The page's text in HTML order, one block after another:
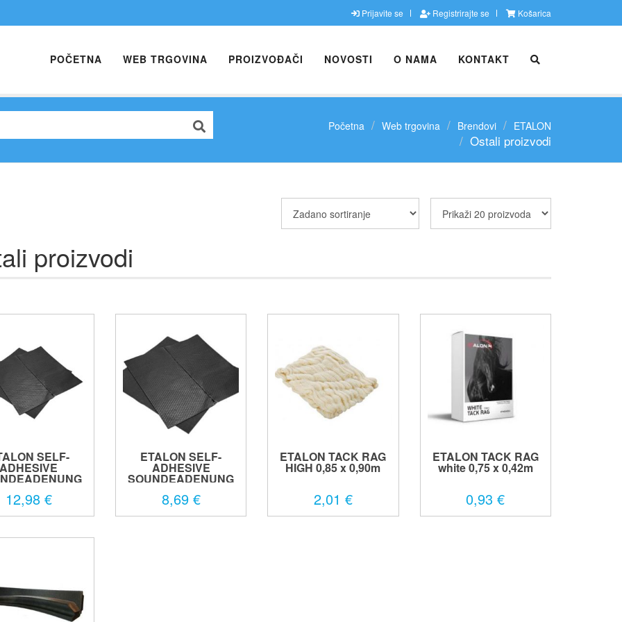
Prijavite se Registrirajte se Košarica
POČETNA WEB TRGOVINA PROIZVOĐAČI NOVOSTI O NAMA KONTAKT
Početna Web trgovina Brendovi ETALON
Ostali proizvodi
proizvodi
SELF-
ADHESIVE
12,98 €
ETALON SELF-
ADHESIVE
SOUNDEADENUNG
8,69 €
ETALON TACK RAG
HIGH 0,85 x 0,90m
2,01 €
ETALON TACK RAG
white 0,75 x 0,42m
0,93 €